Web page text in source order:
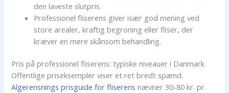
den laveste slutpris.
Professionel fliserens giver især god mening ved
store arealer, kraftig begroning eller fliser, der
kræver en mere skånsom behandling.
Pris på professionel fliserens: typiske niveauer i Danmark
Offentlige priseksempler viser et ret bredt spænd.
Algerensnings prisguide for fliserens nævner 30-80 kr. pr.